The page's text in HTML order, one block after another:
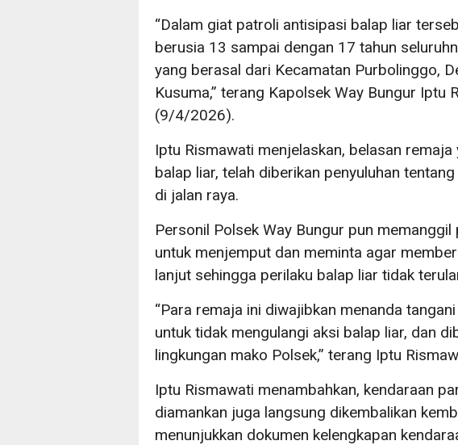
“Dalam giat patroli antisipasi balap liar
berusia 13 sampai dengan 17 tahun
yang berasal dari Kecamatan Purbolinggo,
Kusuma,” terang Kapolsek Way Bungur Iptu
(9/4/2026).
Iptu Rismawati menjelaskan, belasan
balap liar, telah diberikan penyuluhan
di jalan raya.
Personil Polsek Way Bungur pun
untuk menjemput dan meminta agar
lanjut sehingga perilaku balap liar tidak
“Para remaja ini diwajibkan menanda
untuk tidak mengulangi aksi balap liar, dan
lingkungan mako Polsek,” terang Iptu
Iptu Rismawati menambahkan, kendaraan
diamankan juga langsung dikembalikan
menunjukkan dokumen kelengkapan